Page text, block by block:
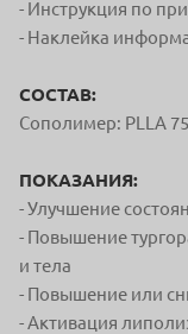
- Инструкция по
- Наклейка
СОСТАВ:
Сополимер: PLLA
ПОКАЗАНИЯ:
- Улучшение
- Повышение
и тела
- Повышение или
- Активация